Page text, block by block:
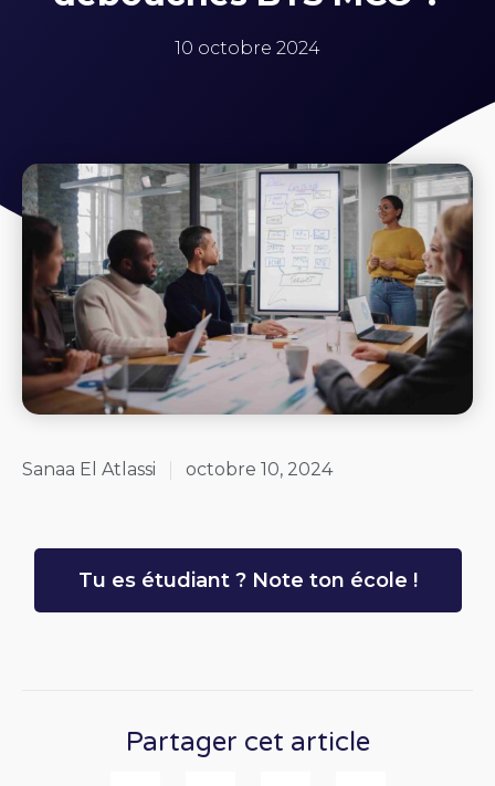
10 octobre 2024
Sanaa El Atlassi octobre 10, 2024
Tu es étudiant ? Note ton école !
Partager cet article